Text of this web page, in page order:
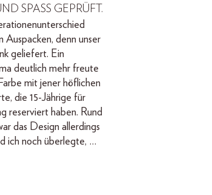
SPASS GEPRÜFT.
Auspacken, denn unser
geliefert. Ein
deutlich mehr freute
mit jener höflichen
die 15-Jährige für
reserviert haben. Rund
das Design allerdings
ich noch überlegte, …